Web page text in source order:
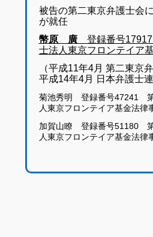
被告の第二東京弁護士会
が就任
幣原 廣登録番号
士法人東京フロンテイア
（平成11年4月 第二東京
平成14年4月 日本弁護士
菊池秀明 登録番号47241
人東京フロンテイア基金法
加賀山瞭 登録番号51180
人東京フロンテイア基金法